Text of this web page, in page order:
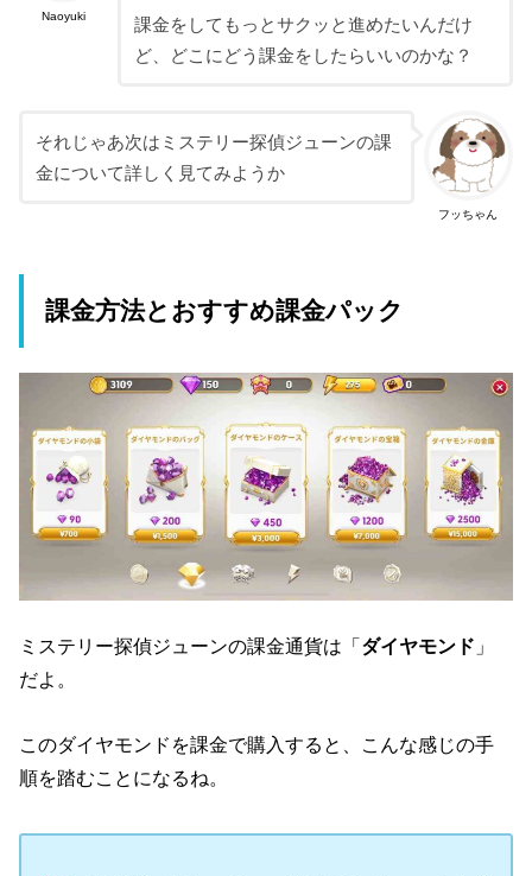
Naoyuki
課金をしてもっとサクッと進めたいんだけ
ど、どこにどう課金をしたらいいのかな？
フッちゃん
それじゃあ次はミステリー探偵ジューンの課
金について詳しく見てみようか
課金方法とおすすめ課金パック
ミステリー探偵ジューンの課金通貨は「ダイヤモンド 」
だよ。
このダイヤモンドを課金で購入すると、こんな感じの手
順を踏むことになるね。